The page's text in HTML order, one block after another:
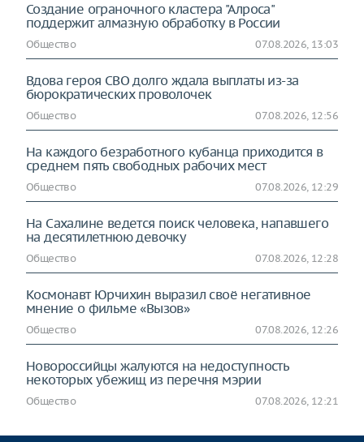
Создание ограночного кластера "Алроса"
поддержит алмазную обработку в России
Общество 07.08.2026, 13:03
Вдова героя СВО долго ждала выплаты из-за
бюрократических проволочек
Общество 07.08.2026, 12:56
На каждого безработного кубанца приходится в
среднем пять свободных рабочих мест
Общество 07.08.2026, 12:29
На Сахалине ведется поиск человека, напавшего
на десятилетнюю девочку
Общество 07.08.2026, 12:28
Космонавт Юрчихин выразил своё негативное
мнение о фильме «Вызов»
Общество 07.08.2026, 12:26
Новороссийцы жалуются на недоступность
некоторых убежищ из перечня мэрии
Общество 07.08.2026, 12:21